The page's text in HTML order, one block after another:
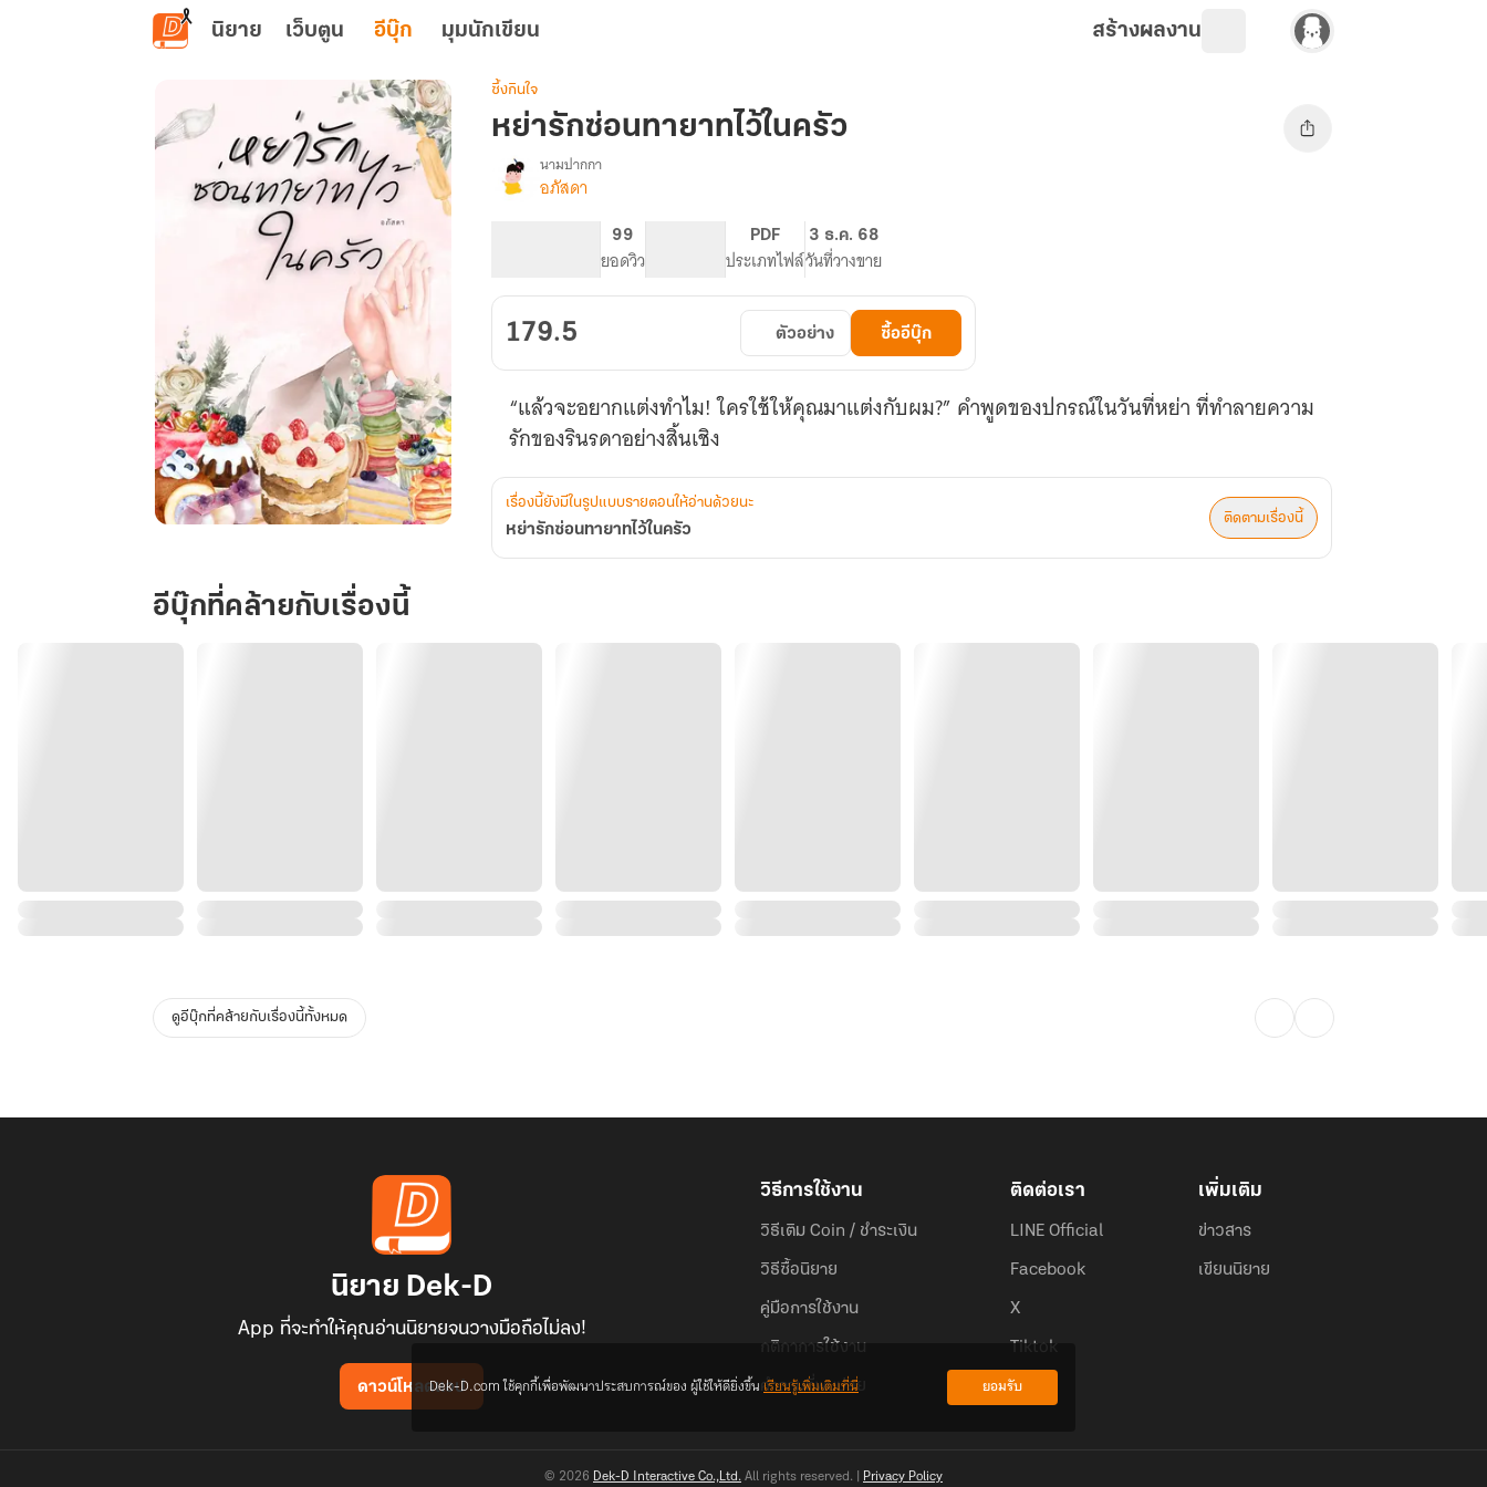
ข้ามไปยังเนื้อหาหลัก
นิยาย เว็บตูน อีบุ๊ก มุมนักเขียน สร้างผลงาน
ซ่อน
ทายาท
ไว้
ซึ้งกินใจ
หย่ารักซ่อนทายาทไว้ในครัว
เรื่อง
ไว้
ครัว
นามปากกา
อภัสดา
99
ยอดวิว
PDF
ประเภทไฟล์
3 ธ.ค. 68
วันที่วางขาย
179.5 ตัวอย่าง ซื้ออีบุ๊ก
“แล้วจะอยากแต่งทำไม! ใครใช้ให้คุณมาแต่งกับผม?” คำพูดของปกรณ์ในวันที่หย่า ที่ทำลายความ
รักของรินรดาอย่างสิ้นเชิง
เรื่องนี้ยังมีในรูปแบบรายตอนให้อ่านด้วยนะ
หย่ารักซ่อนทายาทไว้ในครัว
ติดตามเรื่องนี้
อีบุ๊กที่คล้ายกับเรื่องนี้
ดูอีบุ๊กที่คล้ายกับเรื่องนี้ทั้งหมด
นิยาย Dek-D
App ที่จะทำให้คุณอ่านนิยายจนวางมือถือไม่ลง!
ดาวน์โหลดแอป
วิธีการใช้งาน
วิธีเติม Coin / ชำระเงิน
วิธีซื้อนิยาย
คู่มือการใช้งาน
กติกาการใช้งาน
คำถามที่พบบ่อย
ติดต่อเรา
LINE Official
Facebook
X
Tiktok
เพิ่มเติม
ข่าวสาร
เขียนนิยาย
© 2026 Dek-D Interactive Co.,Ltd. All rights reserved. | Privacy Policy
Dek-D.com ใช้คุกกี้เพื่อพัฒนาประสบการณ์ของ ผู้ใช้ให้ดียิ่งขึ้นเรียนรู้เพิ่มเติมที่นี่ ยอมรับ